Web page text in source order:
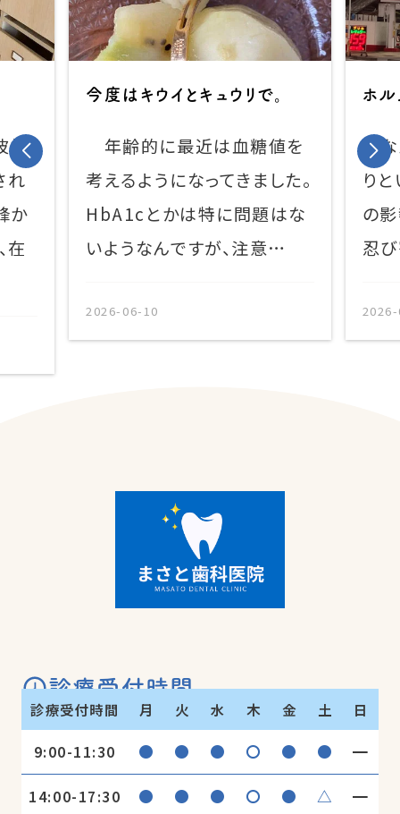
今度はキウイとキュウリで。
年齢的に最近は血糖値を
考えるようになってきました。
HbA1cとかは特に問題はな
いようなんですが、注意…
2026-06-10
ホル
なん
りと
の
忍
2026-
診療受付時間
診療受付時間 月 火 水 木 金 土 日
9:00-11:30 ● ● ● 〇 ● ● ━
14:00-17:30 ● ● ● 〇 ● △ ━